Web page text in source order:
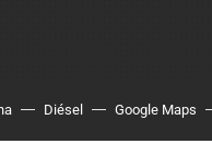
Diésel Google Maps